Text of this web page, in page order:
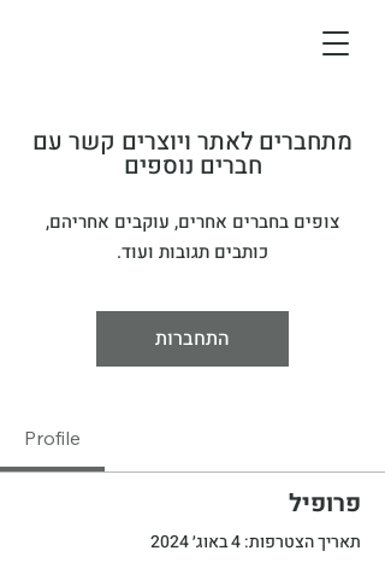
מתחברים לאתר ויוצרים קשר עם
חברים נוספים
צופים בחברים אחרים, עוקבים אחריהם,
כותבים תגובות ועוד.
התחברות
Profile
פרופיל
תאריך הצטרפות: 4 באוג׳ 2024